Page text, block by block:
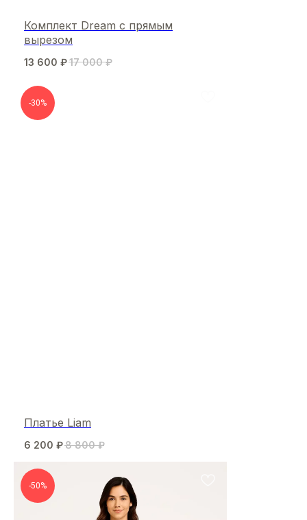
Комплект Dream с прямым
вырезом
13 600 ₽17 000 ₽
-30%
Платье Liam
6 200 ₽8 800 ₽
-50%